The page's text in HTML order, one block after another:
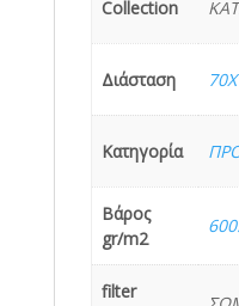
Collection
Διάσταση
Κατηγορία
Βάρος
gr/m2
filter